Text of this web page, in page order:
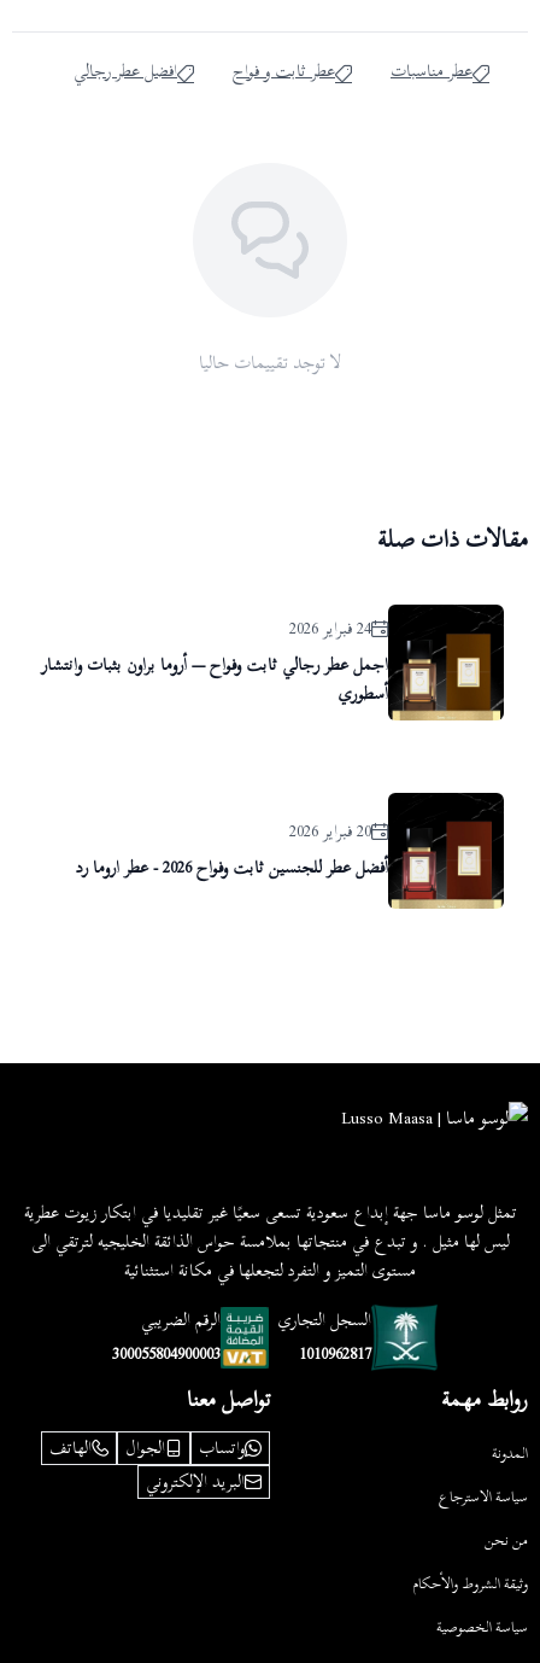
عطر مناسبات عطر ثابت و فواح افضل عطر رجالي
لا توجد تقييمات حاليا
مقالات ذات صلة
24 فبراير 2026
اجمل عطر رجالي ثابت وفواح — أروما براون بثبات وانتشار
أسطوري
20 فبراير 2026
أفضل عطر للجنسين ثابت وفواح 2026 - عطر اروما رد
تمثل لوسو ماسا جهة إبداع سعودية تسعى سعيًا غير تقليديا في ابتكار زيوت عطرية
ليس لها مثيل . و تبدع في منتجاتها بملامسة حواس الذائقة الخليجيه لترتقي الى
مستوى التميز و التفرد لتجعلها في مكانة استثنائية
السجل التجاري
1010962817
الرقم الضريبي
300055804900003
روابط مهمة
المدونة
سياسة الاسترجاع
من نحن
وثيقة الشروط والأحكام
سياسة الخصوصية
تواصل معنا
واتساب الجوال
الهاتف
البريد الإلكتروني